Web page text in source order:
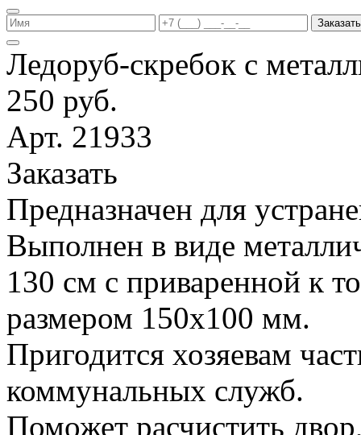
Заказать
Ледоруб-скребок с
250 руб.
Арт. 21933
Заказать
Предназначен для
Выполнен в виде
130 см с приваренной к
размером 150х100 мм.
Пригодится хозяевам
коммунальных служб.
Поможет расчистить